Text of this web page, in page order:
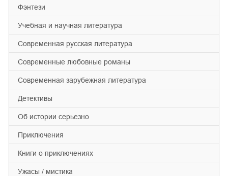
фэнтези
учебная и научная литература
современная русская литература
современные любовные романы
современная зарубежная литература
детективы
об истории серьезно
приключения
книги о приключениях
ужасы / мистика